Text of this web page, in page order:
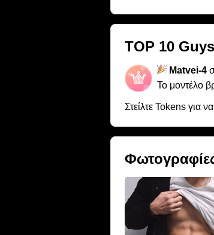
TOP 10 Guys
Matvei-4
Το μοντέλο
Στείλτε Tokens για